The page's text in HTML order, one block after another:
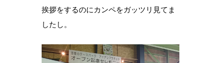
挨拶をするのにカンペをガッツリ見てま
したし。